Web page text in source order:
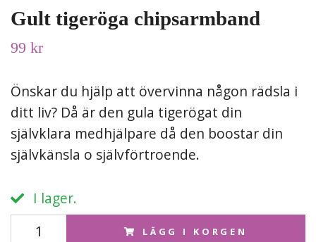
Gult tigeröga chipsarmband
99 kr
Önskar du hjälp att övervinna någon rädsla i
ditt liv? Då är den gula tigerögat din
självklara medhjälpare då den boostar din
självkänsla o självförtroende.
I lager.
LÄGG I KORGEN